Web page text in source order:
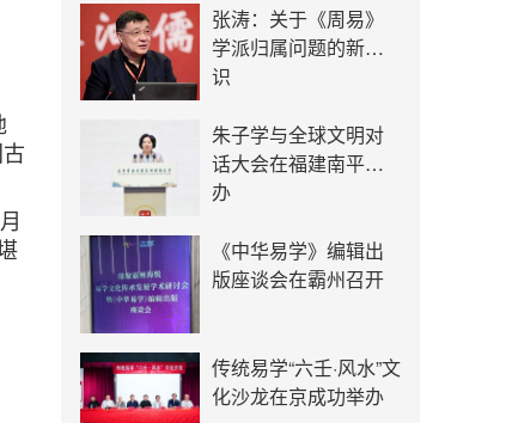
张涛：关于《周易》
学派归属问题的新认
识
朱子学与全球文明对
话大会在福建南平举
办
《中华易学》编辑出
版座谈会在霸州召开
传统易学“六壬·风水”文
化沙龙在京成功举办